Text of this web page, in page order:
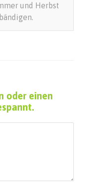
und Herbst
oder einen